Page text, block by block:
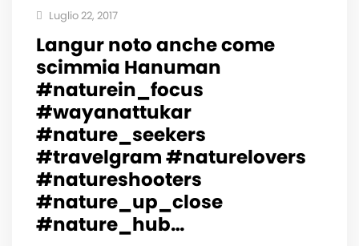
Luglio 22, 2017
Langur noto anche come
scimmia Hanuman
#naturein_focus
#wayanattukar
#nature_seekers
#travelgram #naturelovers
#natureshooters
#nature_up_close
#nature_hub…